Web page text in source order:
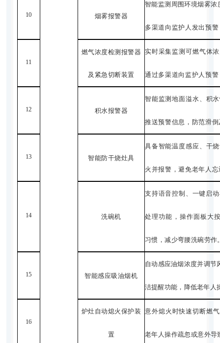
10 烟雾报警器
智能监测周围环境烟雾浓
多渠道向监护人发出预
11
燃气浓度检测报警器
及紧急切断装置
实时采集监测可燃气体
通过多渠道向监护人预
12 积水报警器
智能监测地面溢水、积
推送预警信息，防范滑
13 智能防干烧灶具
具备智能温度感应、干
火并报警，避免老年人
14 洗碗机
支持语音控制、一键启
处理功能，操作面板大
习惯，减少弯腰洗碗劳作
15 智能感应吸油烟机
自动感应油烟浓度并调节
洁提醒功能，降低老年人
16
炉灶自动熄火保护装
置
意外熄火时快速切断燃
老年人操作疏忽或意外导